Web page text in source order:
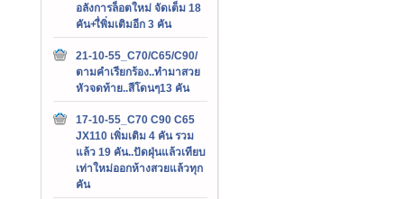
อลังการล็อตใหม่ จัดเต็ม 18
คัน+เื่พิ่มเติมอีก 3 คัน
21-10-55_C70/C65/C90/
ตามคำเรียกร้อง..ทำมาสวย
หัวจดท้าย..สีโดนๆ13 คัน
17-10-55_C70 C90 C65
JX110 เพิ่มเติม 4 คัน รวม
แล้ว 19 คัน..ปัดฝุ่นแล้วเทียบ
เท่าใหม่ออกห้างสวยแล้วทุก
คัน